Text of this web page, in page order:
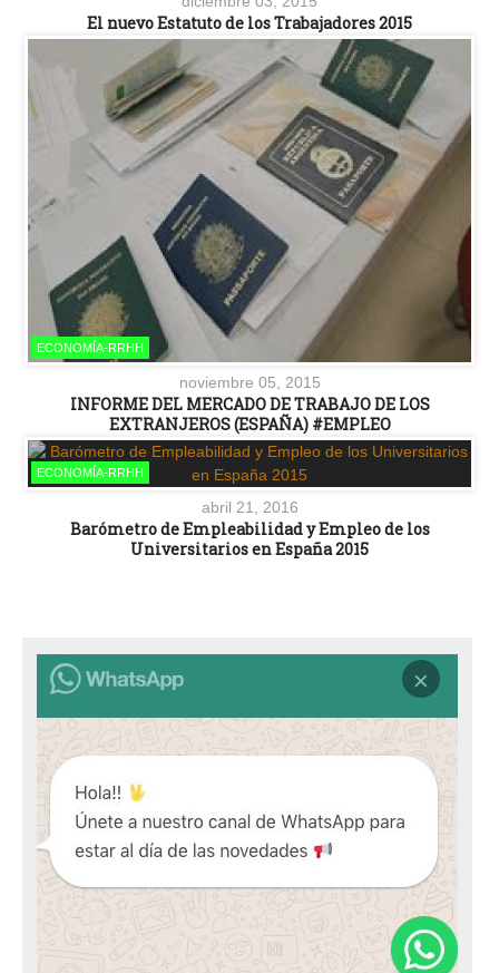
El nuevo Estatuto de los Trabajadores 2015
ECONOMÍA-RRHH
noviembre 05, 2015
INFORME DEL MERCADO DE TRABAJO DE LOS
EXTRANJEROS (ESPAÑA) #EMPLEO
ECONOMÍA-RRHH
abril 21, 2016
Barómetro de Empleabilidad y Empleo de los
Universitarios en España 2015